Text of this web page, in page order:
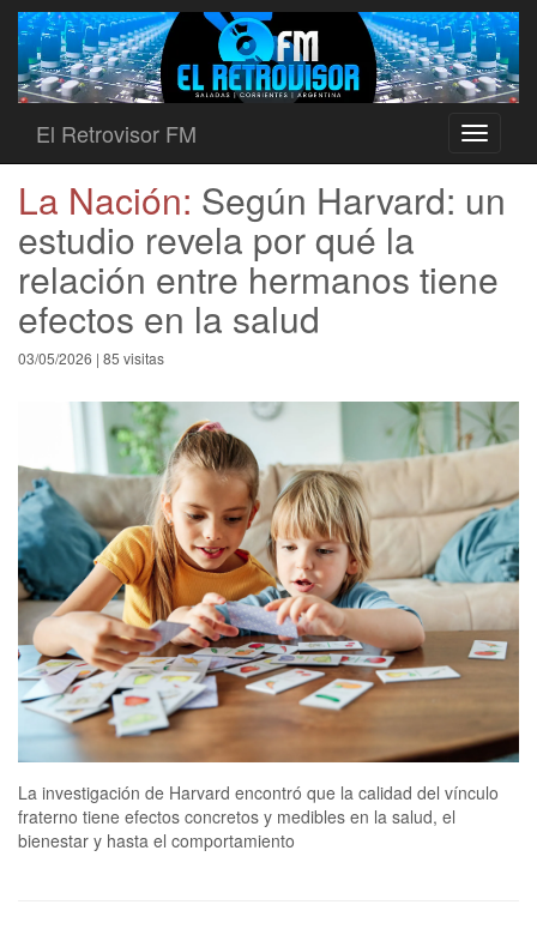
Toggle
El Retrovisor FM
La Nación: Según Harvard: un
estudio revela por qué la
relación entre hermanos tiene
efectos en la salud
03/05/2026 | 85 visitas
La investigación de Harvard encontró que la calidad del vínculo
fraterno tiene efectos concretos y medibles en la salud, el
bienestar y hasta el comportamiento